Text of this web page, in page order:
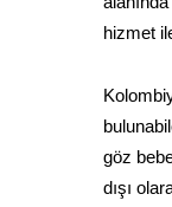
hizmet
göz
dışı